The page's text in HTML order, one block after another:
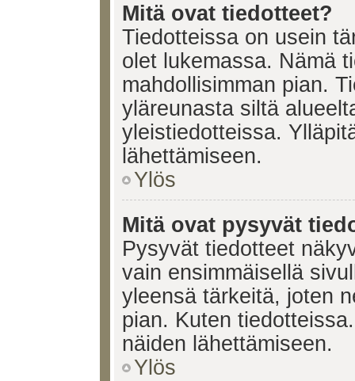
Mitä ovat tiedotteet?
Tiedotteissa on usein
olet lukemassa. Nämä
mahdollisimman pian.
yläreunasta siltä
yleistiedotteissa.
lähettämiseen.
Ylös
Mitä ovat pysyvät
Pysyvät tiedotteet
vain ensimmäisellä
yleensä tärkeitä, joten
pian. Kuten
näiden lähettämiseen.
Ylös